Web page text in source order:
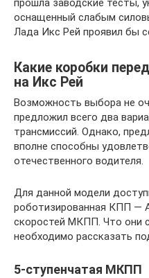
прошла заводские тесты,
оснащенный слабым
Лада Икс Рей проявил бы
Какие коробки
на Икс Рей
Возможность выбора не
предложил всего два
трансмиссий. Однако,
вполне способны
отечественного водителя.
Для данной модели
роботизированная КПП —
скоростей МКПП. Что они
необходимо рассказать
5-ступенчатая МКПП